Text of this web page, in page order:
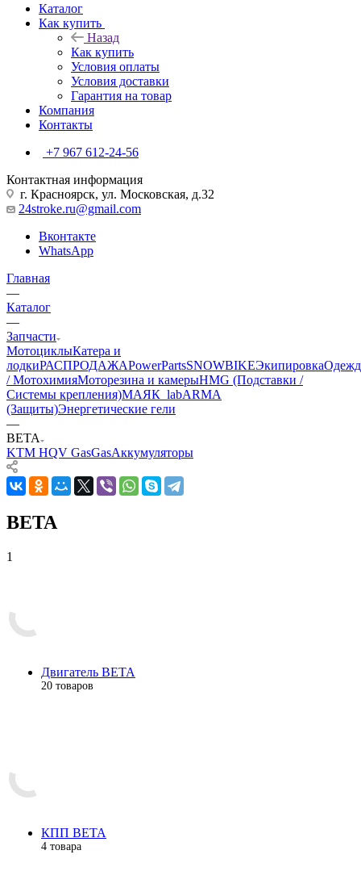
Каталог
Как купить
Назад
Как купить
Условия оплаты
Условия доставки
Гарантия на товар
Компания
Контакты
+7 967 612-24-56
Контактная информация
г. Красноярск, ул. Московская, д.32
24stroke.ru@gmail.com
Вконтакте
WhatsApp
Главная
—
Каталог
—
Запчасти
МотоциклыКатера и
лодкиРАСПРОДАЖАPowerPartsSNOWBIKEЭкипировка
/ МотохимияМоторезина и камерыHMG (Подставки /
Системы крепления)МАЯК_labARMA
(Защиты)Энергетические гели
—
BETA
KTM HQV GasGasАккумуляторы
BETA
1
Двигатель BETA
20 товаров
КПП BETA
4 товара